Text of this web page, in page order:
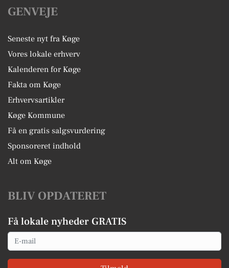
GENVEJE
Seneste nyt fra Køge
Vores lokale erhverv
Kalenderen for Køge
Fakta om Køge
Erhvervsartikler
Køge Kommune
Få en gratis salgsvurdering
Sponsoreret indhold
Alt om Køge
BLIV OPDATERET
Få lokale nyheder GRATIS
Email